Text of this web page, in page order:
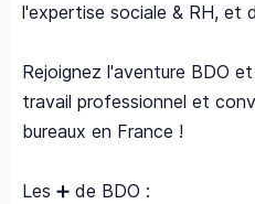
l'expertise sociale & RH, et
Rejoignez l'aventure BDO
travail professionnel et
bureaux en France !
Les ➕ de BDO :